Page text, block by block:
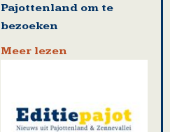
Pajottenland om te
bezoeken
Meer lezen